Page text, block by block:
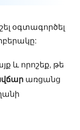
օգտագործել
և որոշեք, թե
առցանց